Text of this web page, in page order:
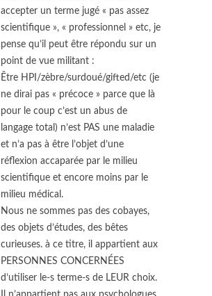
accepter un terme jugé « pas assez
scientifique », « professionnel » etc, je
pense qu’il peut être répondu sur un
point de vue militant :
Être HPI/zèbre/surdoué/gifted/etc (je
ne dirai pas « précoce » parce que là
pour le coup c’est un abus de
langage total) n’est PAS une maladie
et n’a pas à être l’objet d’une
réflexion accaparée par le milieu
scientifique et encore moins par le
milieu médical.
Nous ne sommes pas des cobayes,
des objets d’études, des bêtes
curieuses. à ce titre, il appartient aux
PERSONNES CONCERNÉES
d’utiliser le-s terme-s de LEUR choix.